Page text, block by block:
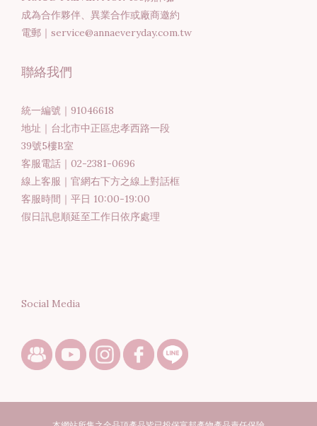
成為合作夥伴、異業合作或廠商邀約
電郵｜service@annaeveryday.com.tw
聯絡我們
統一編號｜91046618
地址｜台北市中正區忠孝西路一段
39號5樓B室
客服電話｜02-2381-0696
線上客服｜官網右下方之線上對話框
客服時間｜平日 10:00-19:00
假日訊息順延至工作日依序處理
Social Media